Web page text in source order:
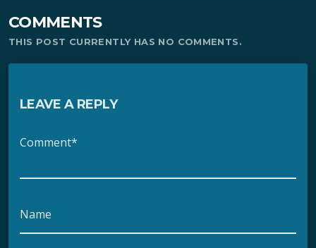
COMMENTS
THIS POST CURRENTLY HAS NO COMMENTS.
LEAVE A REPLY
Comment*
Name